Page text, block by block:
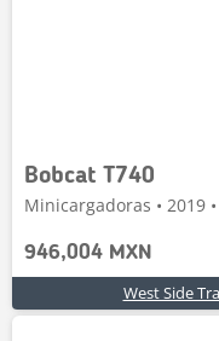
Bobcat T740
Minicargadoras • 2019
946,004 MXN
West Side